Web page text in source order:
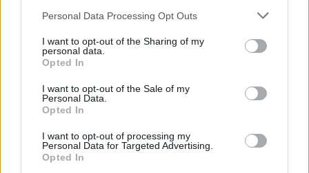
Personal Data Processing Opt Outs
I want to opt-out of the Sharing of my
personal data.
Opted In
I want to opt-out of the Sale of my
Personal Data.
Opted In
I want to opt-out of processing my
Personal Data for Targeted Advertising.
Opted In
αρμόδιους Υπουργούς άμεσες πρωτοβουλίες για
Αστυνομικής Διεύθυνσης Λακωνίας καθώς και
συγκεκριμένα μέτρα για την ασφαλή κίνηση των
οχημάτων στο τμήμα της εθνικής οδού μεταξύ
Τρίπολης και Σπάρτης, αλλά και στο σύνολο του
άσφαλτο.